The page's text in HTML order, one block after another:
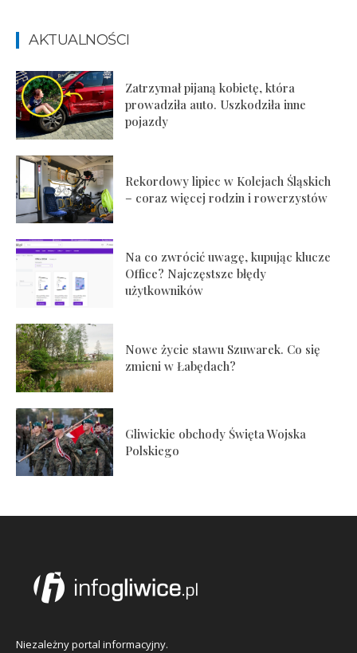
AKTUALNOŚCI
Zatrzymał pijaną kobietę, która
prowadziła auto. Uszkodziła inne
pojazdy
Rekordowy lipiec w Kolejach Śląskich
– coraz więcej rodzin i rowerzystów
Na co zwrócić uwagę, kupując klucze
Office? Najczęstsze błędy
użytkowników
Nowe życie stawu Szuwarek. Co się
zmieni w Łabędach?
Gliwickie obchody Święta Wojska
Polskiego
Niezależny portal informacyjny.